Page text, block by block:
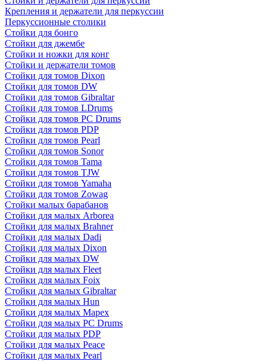
Крепления и держатели для перкуссии
Перкуссионные столики
Стойки для бонго
Стойки для джембе
Стойки и ножки для конг
Стойки и держатели томов
Стойки для томов Dixon
Стойки для томов DW
Стойки для томов Gibraltar
Стойки для томов LDrums
Стойки для томов PC Drums
Стойки для томов PDP
Стойки для томов Pearl
Стойки для томов Sonor
Стойки для томов Tama
Стойки для томов TJW
Стойки для томов Yamaha
Стойки для томов Zowag
Стойки малых барабанов
Стойки для малых Arborea
Стойки для малых Brahner
Стойки для малых Dadi
Стойки для малых Dixon
Стойки для малых DW
Стойки для малых Fleet
Стойки для малых Foix
Стойки для малых Gibraltar
Стойки для малых Hun
Стойки для малых Mapex
Стойки для малых PC Drums
Стойки для малых PDP
Стойки для малых Peace
Стойки для малых Pearl